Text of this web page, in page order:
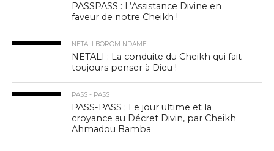
PASSPASS : L’Assistance Divine en
faveur de notre Cheikh !
NETALI BOROM NDAME
NETALI : La conduite du Cheikh qui fait
toujours penser à Dieu !
PASS - PASS
PASS-PASS : Le jour ultime et la
croyance au Décret Divin, par Cheikh
Ahmadou Bamba